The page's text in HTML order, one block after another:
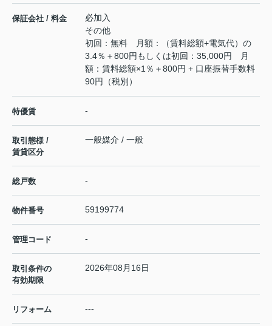
保証会社 / 料金
必加入
その他
初回：無料 月額：（賃料総額+電気代）の
3.4％＋800円もしくは初回：35,000円 月
額：賃料総額×1％＋800円 + 口座振替手数料
90円（税別）
特優賃 -
取引態様 /
賃貸区分
一般媒介 / 一般
総戸数 -
物件番号 59199774
管理コード -
取引条件の
有効期限
2026年08月16日
リフォーム ---